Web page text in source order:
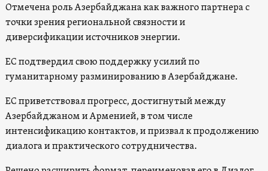
Отмечена роль Азербайджана как важного партнера с
точки зрения региональной связности и
диверсификации источников энергии.
ЕС подтвердил свою поддержку усилий по
гуманитарному разминированию в Азербайджане.
ЕС приветствовал прогресс, достигнутый между
Азербайджаном и Арменией, в том числе
интенсификацию контактов, и призвал к продолжению
диалога и практического сотрудничества.